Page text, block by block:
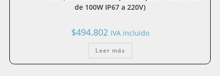
de 100W IP67 a 220V)
$494.802 IVA incluido
Leer más